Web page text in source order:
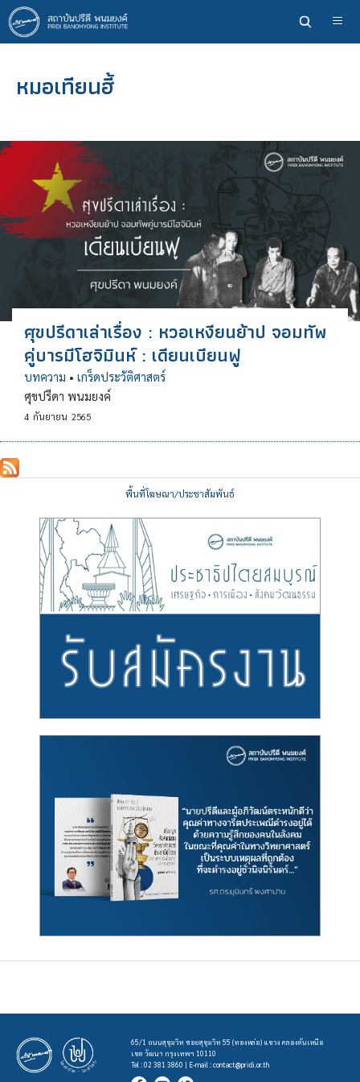
ข้าม
ไป
ยัง
หลักหมอเทียนฮี้
ศุขปรีดาเล่าเรื่อง : หวอเหงียนย้าป จอมทัพ
คู่บารมีโฮจิมินห์ : เดียนเบียนฟู
บทความ • เกร็ดประวัติศาสตร์
ศุขปรีดา พนมยงค์
4 กันยายน 2565
พื้นที่โฆษณา/ประชาสัมพันธ์
65/1 ถนนสุขุมวิท ซอยสุขุมวิท 55 (ทองหล่อ) แขวง คลองตันเหนือ
เขต วัฒนา กรุงเทพฯ 10110
Tel : 02 381 3860 | E-mail :contact@pridi.or.th